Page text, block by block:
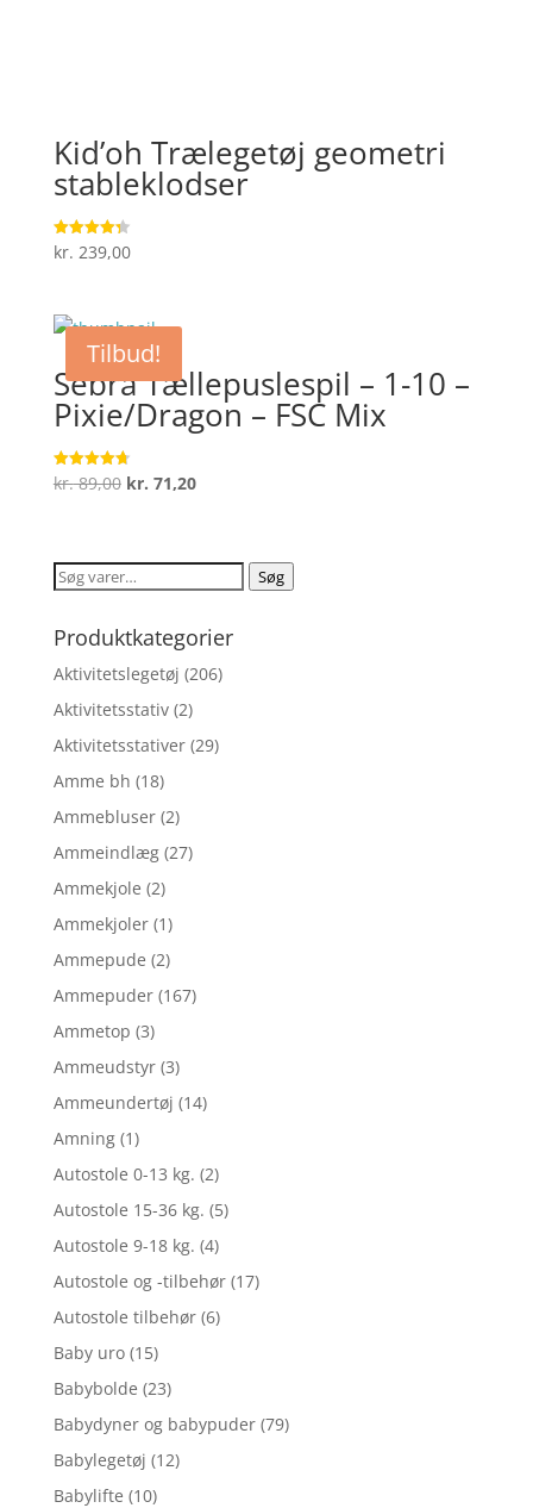
Kid’oh Trælegetøj geometri
stableklodser
Vurderet
4.3
kr. 239,00
Tilbud!
Sebra Tællepuslespil – 1-10 –
Pixie/Dragon – FSC Mix
Vurderet
4.7
kr.89,00 Den
var:
kr. 89,00.
kr. 71,20Den
er:
kr. 71,20.
Søg
Søg
Produktkategorier
Aktivitetslegetøj (206)
Aktivitetsstativ (2)
Aktivitetsstativer (29)
Amme bh (18)
Ammebluser (2)
Ammeindlæg (27)
Ammekjole (2)
Ammekjoler (1)
Ammepude (2)
Ammepuder (167)
Ammetop (3)
Ammeudstyr (3)
Ammeundertøj (14)
Amning (1)
Autostole 0-13 kg. (2)
Autostole 15-36 kg. (5)
Autostole 9-18 kg. (4)
Autostole og -tilbehør (17)
Autostole tilbehør (6)
Baby uro (15)
Babybolde (23)
Babydyner og babypuder (79)
Babylegetøj (12)
Babylifte (10)